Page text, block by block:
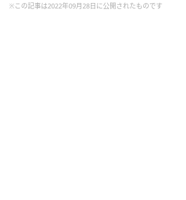
※この記事は2022年09月28日に公開されたものです